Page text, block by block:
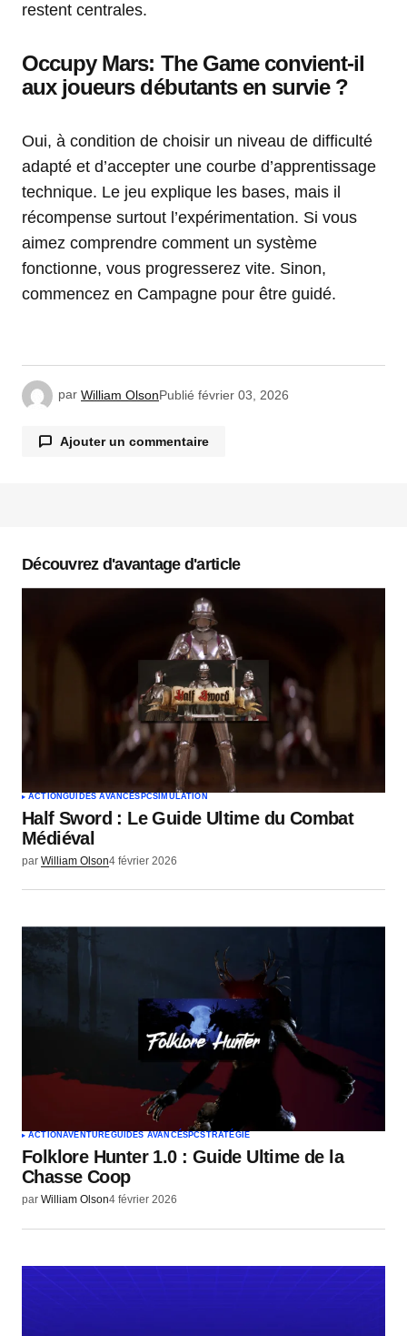
restent centrales.
Occupy Mars: The Game convient-il
aux joueurs débutants en survie ?
Oui, à condition de choisir un niveau de difficulté
adapté et d’accepter une courbe d’apprentissage
technique. Le jeu explique les bases, mais il
récompense surtout l’expérimentation. Si vous
aimez comprendre comment un système
fonctionne, vous progresserez vite. Sinon,
commencez en Campagne pour être guidé.
par William OlsonPublié février 03, 2026
Ajouter un commentaire
Commentaire*
Votre e-mail *
Envoyer un commentaire
Découvrez d'avantage d'article
ACTIONGUIDES AVANCÉS PCSIMULATION
Half Sword : Le Guide Ultime du Combat
Médiéval
par William Olson4 février 2026
ACTIONAVENTUREGUIDES AVANCÉS PCSTRATÉGIE
Folklore Hunter 1.0 : Guide Ultime de la
Chasse Coop
par William Olson4 février 2026